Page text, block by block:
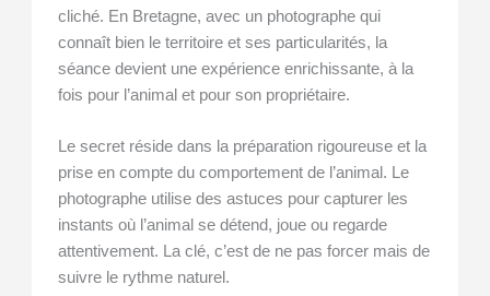
cliché. En Bretagne, avec un photographe qui
connaît bien le territoire et ses particularités, la
séance devient une expérience enrichissante, à la
fois pour l’animal et pour son propriétaire.
Le secret réside dans la préparation rigoureuse et la
prise en compte du comportement de l’animal. Le
photographe utilise des astuces pour capturer les
instants où l’animal se détend, joue ou regarde
attentivement. La clé, c’est de ne pas forcer mais de
suivre le rythme naturel.